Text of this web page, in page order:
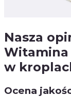
Nasza
Witamina
w
Ocena